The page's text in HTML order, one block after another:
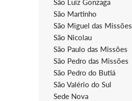
São Luiz Gonzaga
São Martinho
São Miguel das Missões
São Nicolau
São Paulo das Missões
São Pedro das Missões
São Pedro do Butiá
São Valério do Sul
Sede Nova